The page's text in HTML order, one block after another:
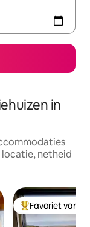
in
netheid
Topfavoriet van
Favoriet van